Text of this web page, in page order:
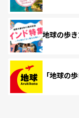
地球の歩
「地球の